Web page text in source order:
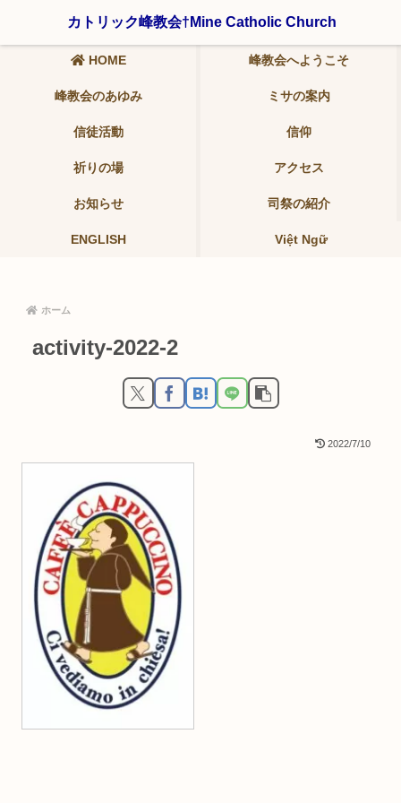
HOME 峰教会へようこそ
峰教会のあゆみ ミサの案内
信徒活動 信仰
祈りの場 アクセス
お知らせ 司祭の紹介
ENGLISH Việt Ngữ
ホーム
activity-2022-2
2022/7/10
カトリック峰教会†Mine Catholic Church